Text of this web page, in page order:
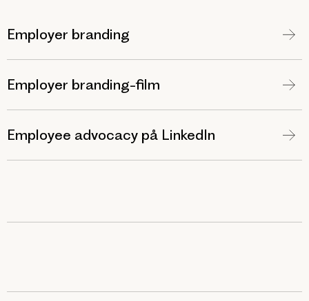
Employer branding
Employer branding-film
Employee advocacy på LinkedIn